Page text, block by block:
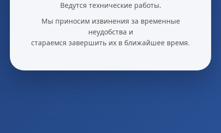
Ведутся технические работы.
Мы приносим извинения за временные
неудобства и
стараемся завершить их в ближайшее время.